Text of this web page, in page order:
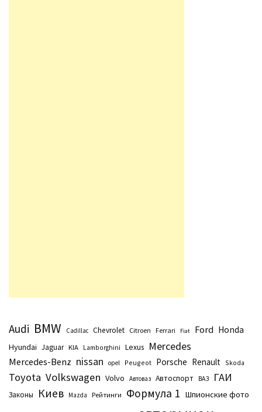
Audi BMW Cadillac Chevrolet Citroen Ferrari Fiat Ford Honda
Hyundai Jaguar KIA Lamborghini Lexus Mercedes
Mercedes-Benz nissan opel Peugeot Porsche Renault Skoda
Toyota Volkswagen Volvo Автоваз Автоспорт ВАЗ ГАИ
Законы Киев Маzda Рейтинги Формула 1 Шпионские фото